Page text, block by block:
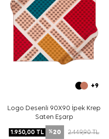
+9
Logo Desenli 90X90 İpek Krep
Saten Eşarp
1.950,00 TL %20 2.449,90TL